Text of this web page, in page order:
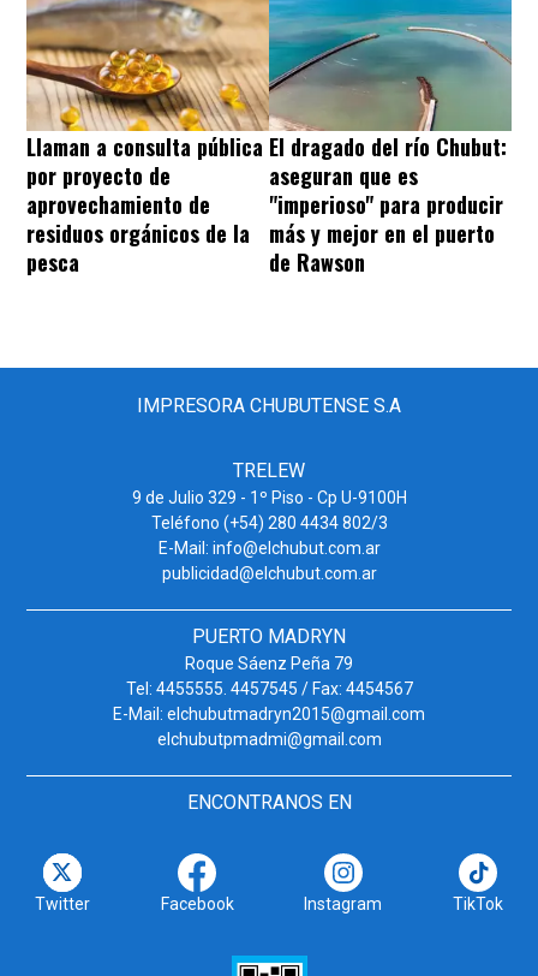
Llaman a consulta pública
por proyecto de
aprovechamiento de
residuos orgánicos de la
pesca
El dragado del río Chubut:
aseguran que es
"imperioso" para producir
más y mejor en el puerto
de Rawson
IMPRESORA CHUBUTENSE S.A
TRELEW
9 de Julio 329 - 1º Piso - Cp U-9100H
Teléfono (+54) 280 4434 802/3
E-Mail: info@elchubut.com.ar
publicidad@elchubut.com.ar
PUERTO MADRYN
Roque Sáenz Peña 79
Tel: 4455555. 4457545 / Fax: 4454567
E-Mail: elchubutmadryn2015@gmail.com
elchubutpmadmi@gmail.com
ENCONTRANOS EN
Twitter Facebook Instagram TikTok